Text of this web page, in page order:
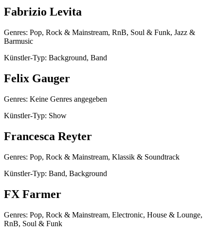
Fabrizio Levita
Genres: Pop, Rock & Mainstream, RnB, Soul & Funk, Jazz &
Barmusic
Künstler-Typ: Background, Band
Felix Gauger
Genres: Keine Genres angegeben
Künstler-Typ: Show
Francesca Reyter
Genres: Pop, Rock & Mainstream, Klassik & Soundtrack
Künstler-Typ: Band, Background
FX Farmer
Genres: Pop, Rock & Mainstream, Electronic, House & Lounge,
RnB, Soul & Funk